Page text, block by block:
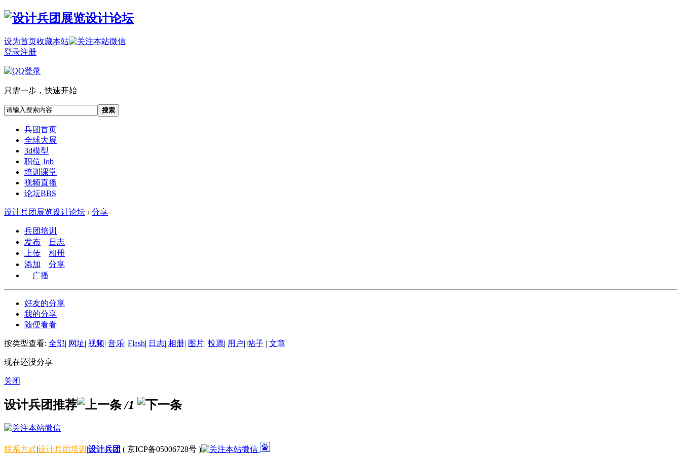
设为首页收藏本站
登录注册
只需一步，快速开始
搜索
兵团首页
全球大展
3d模型
职位 Job
培训课堂
视频直播
论坛BBS
设计兵团展览设计论坛 › 分享
兵团培训
发布
日志
上传
相册
添加
分享
广播
好友的分享
我的分享
随便看看
按类型查看: 全部| 网址| 视频| 音乐| Flash| 日志| 相册| 图片| 投票| 用户| 帖子 | 文章
现在还没分享
关闭
设计兵团推荐 /1
联系方式|设计兵团培训 |设计兵团 ( 京ICP备05006728号 )